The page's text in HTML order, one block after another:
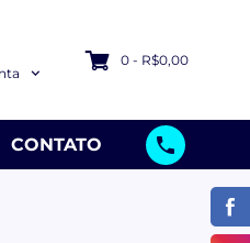
0 - R$0,00
CONTATO